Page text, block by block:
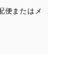
便またはメ